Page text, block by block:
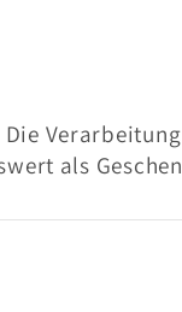
als